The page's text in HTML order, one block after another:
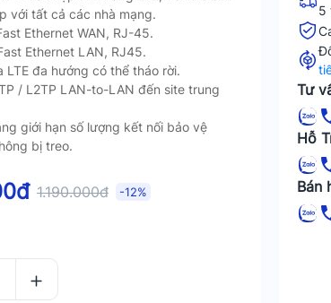
với tất cả các nhà mạng.
Ethernet WAN, RJ-45.
Ethernet LAN, RJ45.
LTE đa hướng có thể tháo rời.
/ L2TP LAN-to-LAN đến site trung
giới hạn số lượng kết nối bảo vệ
bị treo.
1.190.000đ -12%
5
Tư
Hỗ
Bán